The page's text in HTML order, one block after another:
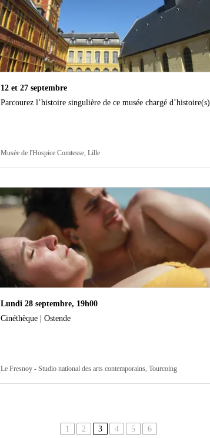
12 et 27 septembre
Parcourez l’histoire singulière de ce musée chargé d’histoire(s)
Musée de l'Hospice Comtesse, Lille
Lundi 28 septembre, 19h00
Cinéthèque | Ostende
Le Fresnoy - Studio national des arts contemporains, Tourcoing
1 2 3 4 5 6